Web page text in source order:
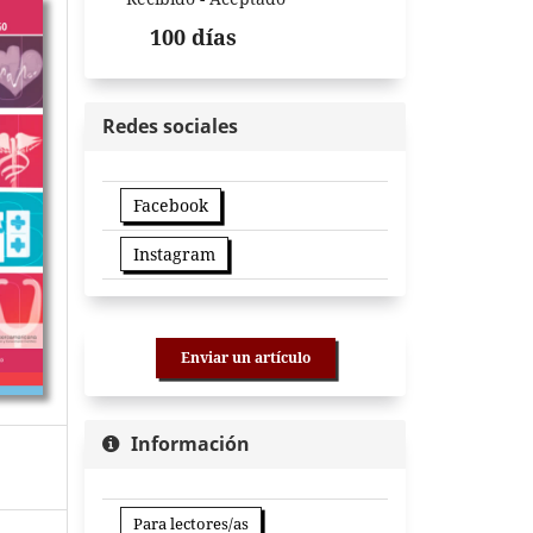
100 días
Redes sociales
Facebook
Instagram
Enviar un artículo
Información
Para lectores/as